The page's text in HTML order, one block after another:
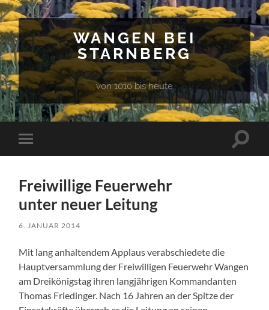
WANGEN BEI
STARNBERG
von 1010 bis heute
Mobile-
Menü
Freiwillige Feuerwehr
unter neuer Leitung
6. JANUAR 2014
Mit lang anhaltendem Applaus verabschiedete die
Hauptversammlung der Freiwilligen Feuerwehr Wangen
am Dreikönigstag ihren langjährigen Kommandanten
Thomas Friedinger. Nach 16 Jahren an der Spitze der